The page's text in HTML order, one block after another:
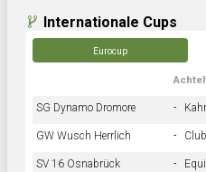
Internationale Cups
Eurocup
SG Dynamo Dromore -
GW Wusch Herrlich -
SV 16 Osnabrück -